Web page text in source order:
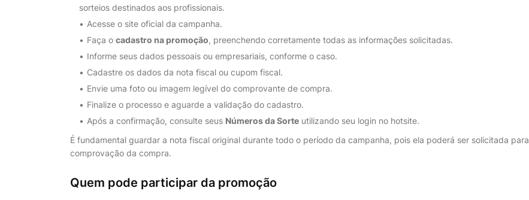
sorteios destinados aos profissionais.
Acesse o site oficial da campanha.
Faça o cadastro na promoção, preenchendo corretamente todas as informações solicitadas.
Informe seus dados pessoais ou empresariais, conforme o caso.
Cadastre os dados da nota fiscal ou cupom fiscal.
Envie uma foto ou imagem legível do comprovante de compra.
Finalize o processo e aguarde a validação do cadastro.
Após a confirmação, consulte seus Números da Sorte utilizando seu login no hotsite.
É fundamental guardar a nota fiscal original durante todo o período da campanha, pois ela poderá ser solicitada para
comprovação da compra.
Quem pode participar da promoção